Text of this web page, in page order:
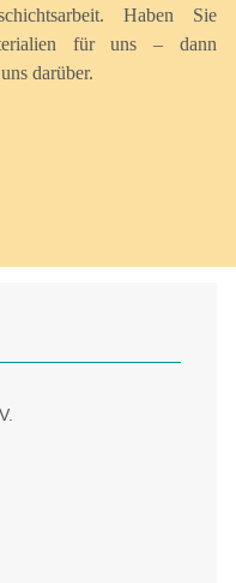
Haben Sie
für uns – dann
darüber.